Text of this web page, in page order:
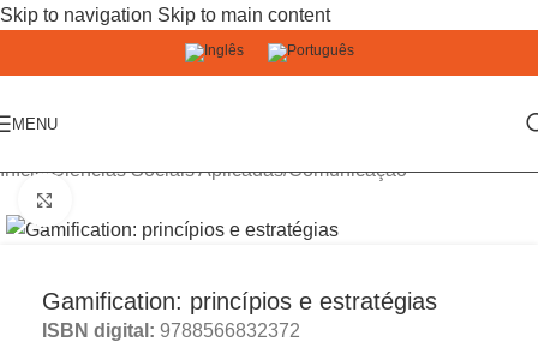
Skip to navigation Skip to main content
MENU
Início/Ciências Sociais Aplicadas/Comunicação
Gamification: princípios e estratégias
ISBN digital: 9788566832372